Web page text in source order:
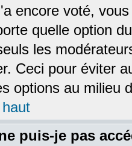
encore voté,
quelle option
les
Ceci pour éviter
options au milieu
puis-je pas